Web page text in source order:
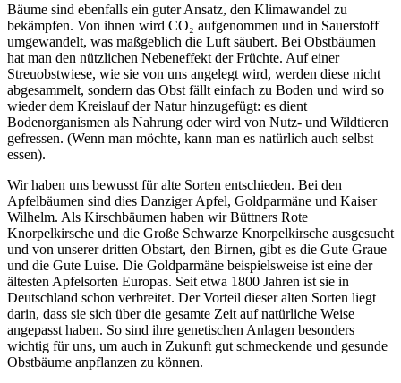
Bäume sind ebenfalls ein guter Ansatz, den Klimawandel zu
bekämpfen. Von ihnen wird CO₂ aufgenommen und in Sauerstoff
umgewandelt, was maßgeblich die Luft säubert. Bei Obstbäumen
hat man den nützlichen Nebeneffekt der Früchte. Auf einer
Streuobstwiese, wie sie von uns angelegt wird, werden diese nicht
abgesammelt, sondern das Obst fällt einfach zu Boden und wird so
wieder dem Kreislauf der Natur hinzugefügt: es dient
Bodenorganismen als Nahrung oder wird von Nutz- und Wildtieren
gefressen. (Wenn man möchte, kann man es natürlich auch selbst
essen).
Wir haben uns bewusst für alte Sorten entschieden. Bei den
Apfelbäumen sind dies Danziger Apfel, Goldparmäne und Kaiser
Wilhelm. Als Kirschbäumen haben wir Büttners Rote
Knorpelkirsche und die Große Schwarze Knorpelkirsche ausgesucht
und von unserer dritten Obstart, den Birnen, gibt es die Gute Graue
und die Gute Luise. Die Goldparmäne beispielsweise ist eine der
ältesten Apfelsorten Europas. Seit etwa 1800 Jahren ist sie in
Deutschland schon verbreitet. Der Vorteil dieser alten Sorten liegt
darin, dass sie sich über die gesamte Zeit auf natürliche Weise
angepasst haben. So sind ihre genetischen Anlagen besonders
wichtig für uns, um auch in Zukunft gut schmeckende und gesunde
Obstbäume anpflanzen zu können.